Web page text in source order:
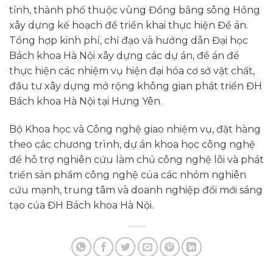
tỉnh, thành phố thuộc vùng Đồng bằng sông Hồng
xây dựng kế hoạch để triển khai thực hiện Đề án.
Tổng hợp kinh phí, chỉ đạo và hướng dẫn Đại học
Bách khoa Hà Nội xây dựng các dự án, đề án để
thực hiện các nhiệm vụ hiện đại hóa cơ sở vật chất,
đầu tư xây dựng mở rộng không gian phát triển ĐH
Bách khoa Hà Nội tại Hưng Yên.
Bộ Khoa học và Công nghệ giao nhiệm vụ, đặt hàng
theo các chương trình, dự án khoa học công nghệ
để hỗ trợ nghiên cứu làm chủ công nghệ lõi và phát
triển sản phẩm công nghệ của các nhóm nghiên
cứu mạnh, trung tâm và doanh nghiệp đổi mới sáng
tạo của ĐH Bách khoa Hà Nội.